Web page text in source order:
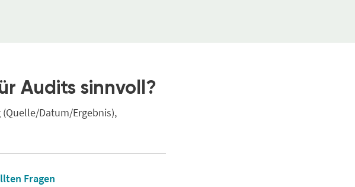
Audits sinnvoll?
Datum/Ergebnis),
Fragen